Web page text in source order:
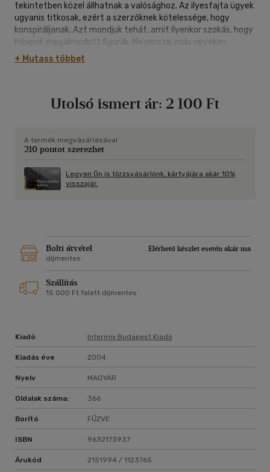
tekintetben közel állhatnak a valósághoz. Az ilyesfajta ügyek
ugyanis titkosak, ezért a szerzőknek kötelessége, hogy
konspiráljanak. Azt mondjuk tehát, amit ilyenkor szokás, hogy
hőseink megálmodott figurák. No persze, más neveken
hasonló személyiségek azért létezhetnek, mint ahogy a
történetben szereplő kémelhárítási akciók is
elleni háború végéig követi az ennek hátterében zajló,
műveletbe keveredtünk bele. Ezek álcázott bemutatása
lehetőséget ad arra is, hogy bemutassuk azt a gyors
+ Mutass többet
Utolsó ismert ár: 2 100 Ft
A termék megvásárlásával
210 pontot szerezhet
Legyen Ön is törzsvásárlónk, kártyájára akár 10%
visszajár.
Bolti átvétel
Elérhető készlet esetén akár ma
díjmentes
Szállítás
15 000 Ft felett díjmentes
Kiadó Intermix Budapest Kiadó
Kiadás éve 2004
Nyelv MAGYAR
Oldalak száma: 366
Borító FŰZVE
ISBN 9632173937
Árukód 2151994 / 1123765